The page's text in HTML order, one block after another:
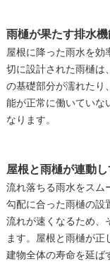
雨樋が果たす排水
屋根に降った雨水を効
切に設計された雨樋は
の基礎部分が濡れたり
能が正常に働いていな
なります。
屋根と雨樋が連動
流れ落ちる雨水をスム
勾配に合った雨樋の設
流れが速くなるため、
ます。屋根と雨樋が正
建物全体の寿命を延ば